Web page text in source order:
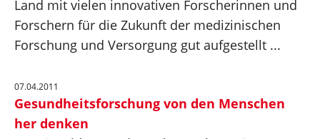
Land mit vielen innovativen Forscherinnen und
Forschern für die Zukunft der medizinischen
Forschung und Versorgung gut aufgestellt ...
07.04.2011
Gesundheitsforschung von den Menschen
her denken